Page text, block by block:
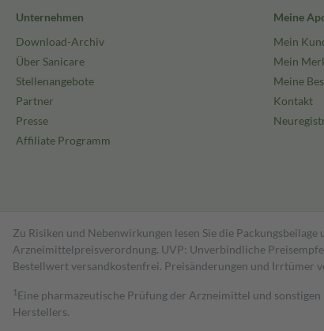
Unternehmen
Download-Archiv
Über Sanicare
Stellenangebote
Partner
Presse
Affiliate Programm
Meine
Mein
Mein
Meine
Kontakt
Zu Risiken und Nebenwirkungen lesen Sie die
Arzneimittelpreisverordnung. UVP: Unverbindliche
Bestell­wert versand­kosten­frei. Preisänderungen und Irrtümer
1 Eine pharmazeutische Prüfung der Arzneimittel und
Herstellers.